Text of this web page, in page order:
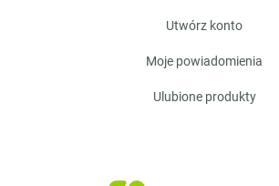
utwórz konto
moje powiadomienia
ulubione produkty